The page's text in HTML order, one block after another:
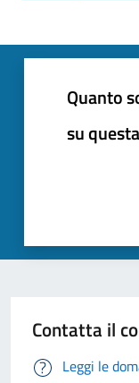
Quanto
su
Contatta il
Leggi le